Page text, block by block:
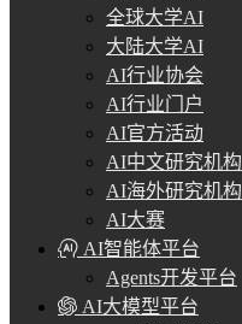
全球大学AI
大陆大学AI
AI行业协会
AI行业门户
AI官方活动
AI中文研究机构
AI海外研究机构
AI大赛
AI智能体平台
Agents开发平台
AI大模型平台